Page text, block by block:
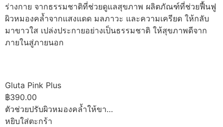
ร่างกาย จากธรรมชาติที่ช่วยดูแลสุขภาพ ผลิตภัณฑ์ที่ช่วยฟื้นฟู
ผิวหมองคล้ำจากแสงแดด มลภาวะ และความเครียด ให้กลับ
มาขาวใส เปล่งประกายอย่างเป็นธรรมชาติ ให้สุขภาพดีจาก
ภายในสู่ภายนอก
Gluta Pink Plus
฿390.00
ตัวช่วยปรับผิวหมองคล้ำให้ขา…
หยิบใส่ตะกร้า